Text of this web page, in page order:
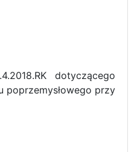
dotyczącego
poprzemysłowego przy